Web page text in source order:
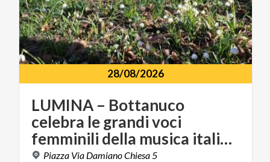
28/08/2026
LUMINA – Bottanuco
celebra le grandi voci
femminili della musica italiana
Piazza Via DamianoChiesa5